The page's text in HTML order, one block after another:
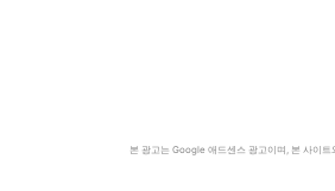
본 광고는 Google 애드센스 광고이며, 본 사이트